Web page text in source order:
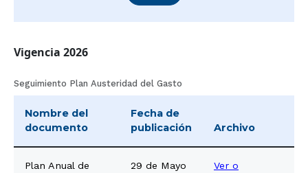
Vigencia 2026
Seguimiento Plan Austeridad del Gasto
Nombre del
documento
Fecha de
publicación
Archivo
Plan Anual de
29 de Mayo
Ver o